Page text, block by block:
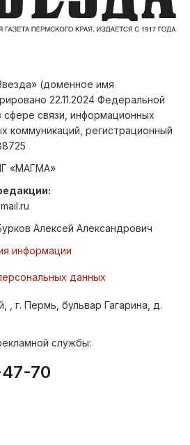
(доменное имя
22.11.2024 Федеральной
связи, информационных
коммуникаций, регистрационный
«МАГМА»
Алексей Александрович
информации
данных
, г. Пермь, бульвар Гагарина, д.
службы:
70